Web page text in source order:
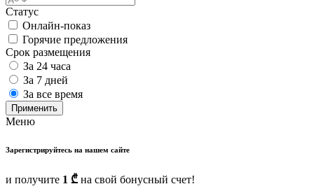
Статус
Онлайн-показ
Горячие предложения
Срок размещения
За 24 часа
За 7 дней
За все время
Применить
Меню
Зарегистрируйтесь на нашем сайте
и получите 1 ₾ на свой бонусный счет!